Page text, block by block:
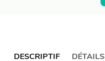
DESCRIPTIF DÉTAILS